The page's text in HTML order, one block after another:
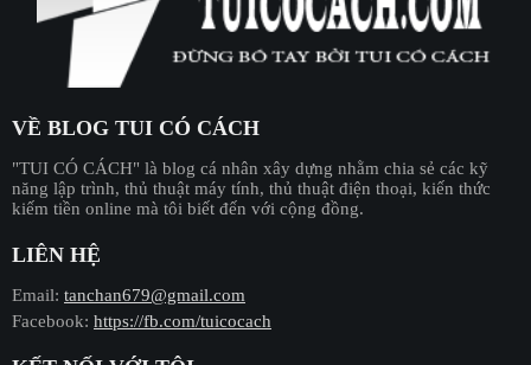
VỀ BLOG TUI CÓ CÁCH
"︎TUI CÓ CÁCH" là blog cá nhân xây dựng nhằm chia sẻ các kỹ
năng lập trình, thủ thuật máy tính, thủ thuật điện thoại, kiến thức
kiếm tiền online mà tôi biết đến với cộng đồng.
LIÊN HỆ
Email: tanchan679@gmail.com
Facebook: https://fb.com/tuicocach